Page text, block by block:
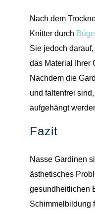
Nach dem
Knitter durch
Sie jedoch
das Material Ihrer
Nachdem die
und faltenfrei
aufgehängt
Fazit
Nasse Gardinen
ästhetisches
gesundheitlichen
Schimmelbildung